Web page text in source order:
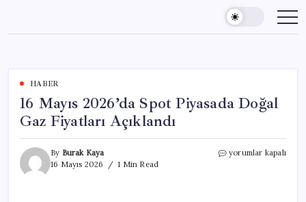
content
HABER
16 Mayıs 2026’da Spot Piyasada Doğal
Gaz Fiyatları Açıklandı
By Burak Kaya
16 Mayıs 2026
1 Min Read
16
yorumlar kapalı